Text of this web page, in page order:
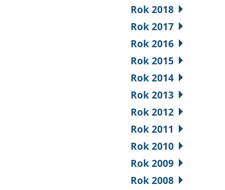
Rok 2018
Rok 2017
Rok 2016
Rok 2015
Rok 2014
Rok 2013
Rok 2012
Rok 2011
Rok 2010
Rok 2009
Rok 2008